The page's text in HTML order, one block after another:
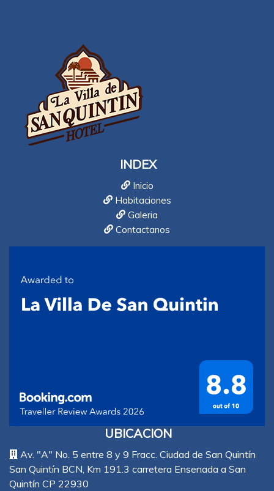
INDEX
Inicio
Habitaciones
Galeria
Contactanos
UBICACION
Av. "A" No. 5 entre 8 y 9 Fracc. Ciudad de San Quintín
San Quintín BCN, Km 191.3 carretera Ensenada a San
Quintín CP 22930